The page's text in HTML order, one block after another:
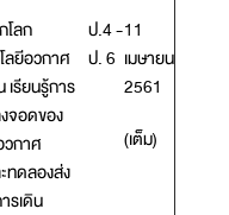
โลก
ลยีอวกาศ
รียนรู้การ
จอดของ
วกาศ
ทดลองส่ง
รเดิน
ป.4 -
ป. 6
11
เมษายน
2561
(เต็ม)